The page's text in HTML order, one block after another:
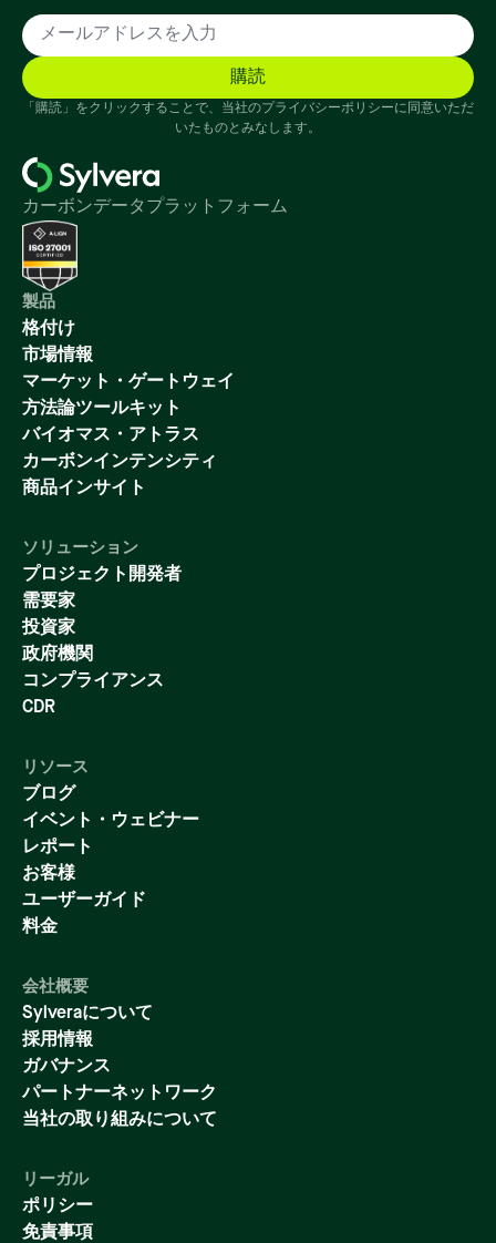
「購読」をクリックすることで、当社のプライバシーポリシーに同意いただ
いたものとみなします。
カーボンデータプラットフォーム
製品
格付け
市場情報
マーケット・ゲートウェイ
方法論ツールキット
バイオマス・アトラス
カーボンインテンシティ
商品インサイト
ソリューション
プロジェクト開発者
需要家
投資家
政府機関
コンプライアンス
CDR
リソース
ブログ
イベント・ウェビナー
レポート
お客様
ユーザーガイド
料金
会社概要
Sylveraについて
採用情報
ガバナンス
パートナーネットワーク
当社の取り組みについて
リーガル
ポリシー
免責事項